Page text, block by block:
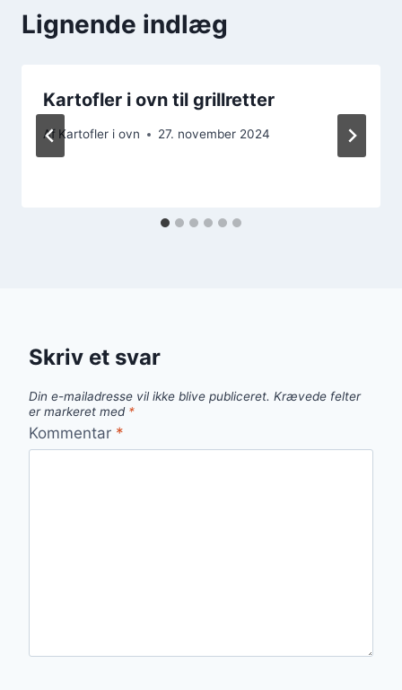
Lignende indlæg
Kartofler i ovn til grillretter
Af Kartofler i ovn 27. november 2024
Skriv et svar
Din e-mailadresse vil ikke blive publiceret. Krævede felter
er markeret med *
Kommentar *